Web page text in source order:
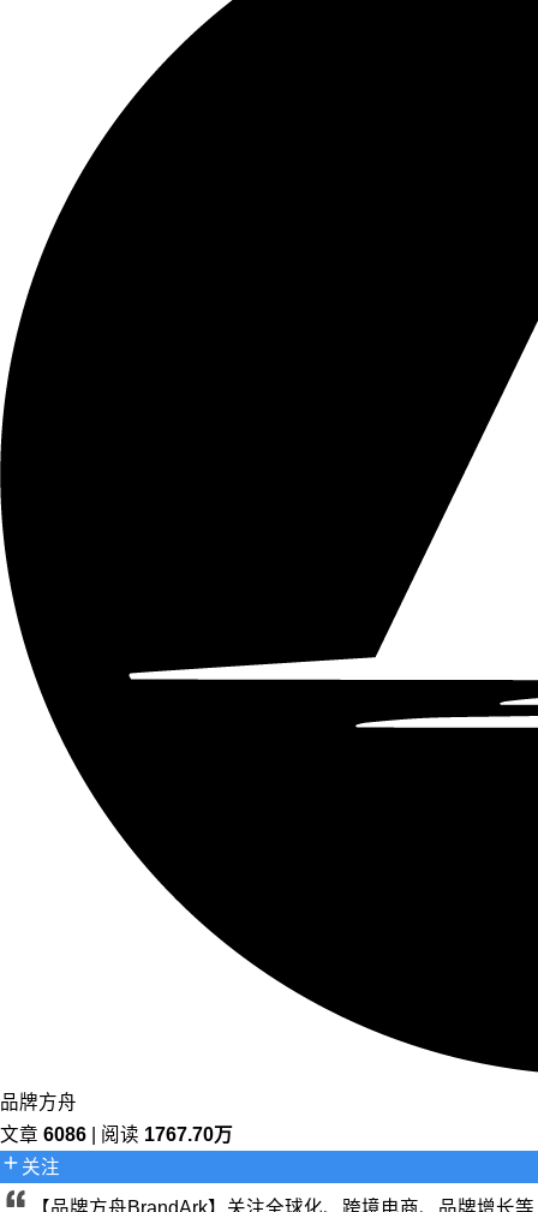
品牌方舟
文章 6086 | 阅读 1767.70万
关注
【品牌方舟BrandArk】关注全球化、跨境电商、品牌增长等